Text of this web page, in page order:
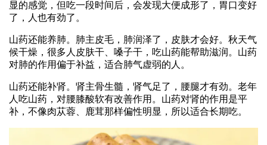
显的感觉，但吃一段时间后，会发现大便成形了，胃口变好
了，人也有劲了。
山药还能养肺。肺主皮毛，肺润泽了，皮肤才会好。秋天气
候干燥，很多人皮肤干、嗓子干，吃山药能帮助滋润。山药
对肺的作用偏于补益，适合肺气虚弱的人。
山药还能补肾。肾主骨生髓，肾气足了，腰腿才有劲。老年
人吃山药，对腰膝酸软有改善作用。山药对肾的作用是平
补，不像肉苁蓉、鹿茸那样偏性明显，所以适合长期吃。